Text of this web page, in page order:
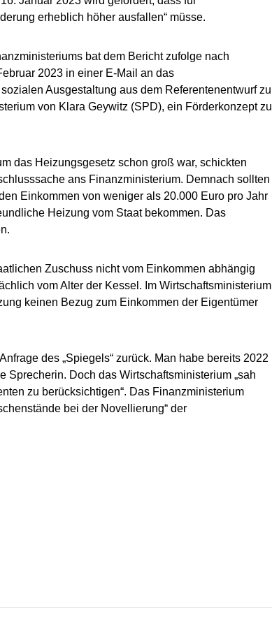
erheblich höher ausfallen“ müsse.
bat dem Bericht zufolge nach
2023 in einer E-Mail an das
Ausgestaltung aus dem Referentenentwurf zu
von Klara Geywitz (SPD), ein Förderkonzept zu
das Heizungsgesetz schon groß war, schickten
ans Finanzministerium. Demnach sollten
Einkommen von weniger als 20.000 Euro pro Jahr
Heizung vom Staat bekommen. Das
Zuschuss nicht vom Einkommen abhängig
vom Alter der Kessel. Im Wirtschaftsministerium
keinen Bezug zum Einkommen der Eigentümer
des „Spiegels“ zurück. Man habe bereits 2022
Sprecherin. Doch das Wirtschaftsministerium „sah
zu berücksichtigen“. Das Finanzministerium
bei der Novellierung“ der